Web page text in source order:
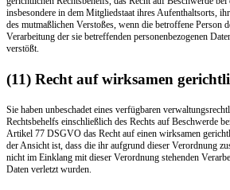
insbesondere in dem Mitgliedstaat ihres Aufenthaltsorts,
des mutmaßlichen Verstoßes, wenn die betroffene Person
Verarbeitung der sie betreffenden personenbezogenen
verstößt.
(11) Recht auf wirksamen
Sie haben unbeschadet eines verfügbaren
Rechtsbehelfs einschließlich des Rechts auf Beschwerde
Artikel 77 DSGVO das Recht auf einen wirksamen
der Ansicht ist, dass die ihr aufgrund dieser Verordnung
nicht im Einklang mit dieser Verordnung stehenden
Daten verletzt wurden.